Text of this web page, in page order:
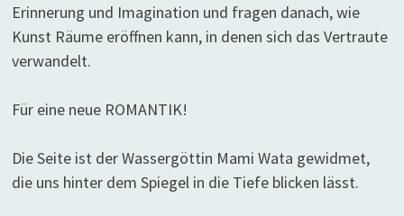
Erinnerung und Imagination und fragen danach, wie
Kunst Räume eröffnen kann, in denen sich das Vertraute
verwandelt.
Für eine neue ROMANTIK!
Die Seite ist der Wassergöttin Mami Wata gewidmet,
die uns hinter dem Spiegel in die Tiefe blicken lässt.